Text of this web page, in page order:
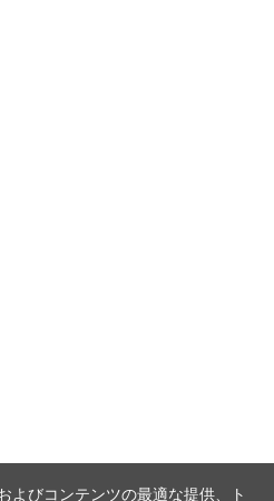
よびコンテンツの最適な提供、ト